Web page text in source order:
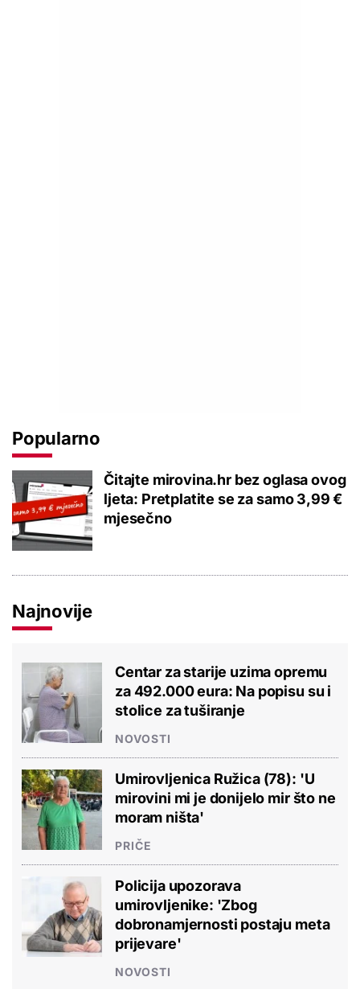
Popularno
Čitajte mirovina.hr bez oglasa ovog
ljeta: Pretplatite se za samo 3,99 €
mjesečno
Najnovije
Centar za starije uzima opremu
za 492.000 eura: Na popisu su i
stolice za tuširanje
NOVOSTI
Umirovljenica Ružica (78): 'U
mirovini mi je donijelo mir što ne
moram ništa'
PRIČE
Policija upozorava
umirovljenike: 'Zbog
dobronamjernosti postaju meta
prijevare'
NOVOSTI